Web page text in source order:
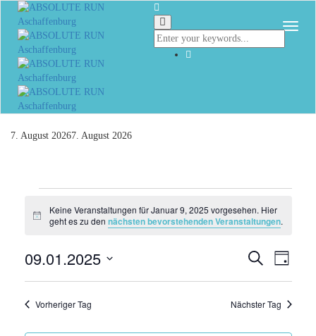
7. August 20267. August 2026
Veranstaltungen
für
Januar
9,
2025
Hinweis
Keine Veranstaltungen für Januar 9, 2025 vorgesehen. Hier
geht es zu den nächsten bevorstehenden Veranstaltungen.
Suche
und
Suche
Tag
09.01.2025
Vorheriger Tag Nächster Tag